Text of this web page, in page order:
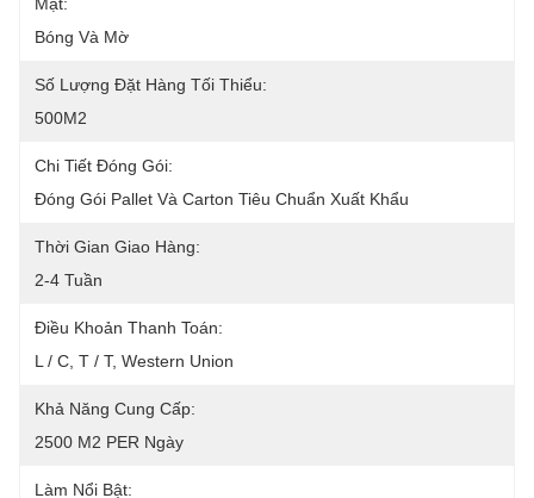
Bóng Và Mờ
Số Lượng Đặt Hàng Tối Thiểu:
500M2
Chi Tiết Đóng Gói:
Đóng Gói Pallet Và Carton Tiêu Chuẩn Xuất Khẩu
Thời Gian Giao Hàng:
2-4 Tuần
Điều Khoản Thanh Toán:
L / C, T / T, Western Union
Khả Năng Cung Cấp:
2500 M2 PER Ngày
Làm Nổi Bật: